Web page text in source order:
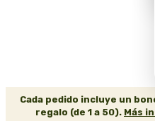
Cada pedido incluye un
regalo (de 1 a 50). Más